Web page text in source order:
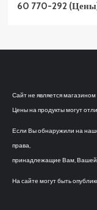
60 770-292
Сайт не является
Цены на продукты могут
Если Вы обнаружили на
права,
принадлежащие Вам, Вашей
На сайте могут быть